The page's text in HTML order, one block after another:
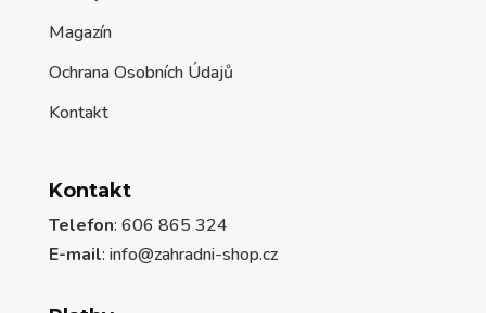
Magazín
Ochrana Osobních Údajů
Kontakt
Kontakt
Telefon: 606 865 324
E-mail: info@zahradni-shop.cz